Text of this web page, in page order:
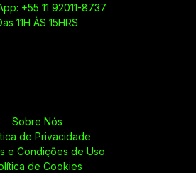
+55 11 92011-8737
11H ÀS 15HRS
Sobre Nós
de Privacidade
e Condições de Uso
de Cookies